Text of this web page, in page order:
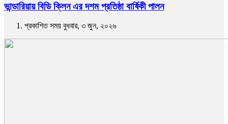
ভান্ডারিয়ায় বিডি ক্লিন এর দশম প্রতিষ্ঠা বার্ষিকী পালন
প্রকাশিত সময় বুধবার, ৩ জুন, ২০২৬